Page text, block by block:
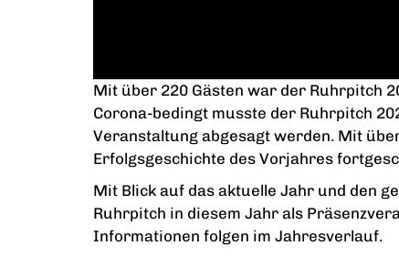
Mit über 220 Gästen war der Ruhrpitch
Corona-bedingt musste der Ruhrpitch
Veranstaltung abgesagt werden. Mit
Erfolgsgeschichte des Vorjahres
Mit Blick auf das aktuelle Jahr und den
Ruhrpitch in diesem Jahr als
Informationen folgen im Jahresverlauf.